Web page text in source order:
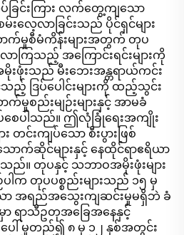
ြင်းကြား လက်တွေ့ကျသော
မ်းလေ့လာခြင်းသည် ပိုင်ရှင်များ
က်မှုစီမံကိန်းများအတွက် တုပ
ာကြသည့် အကြောင်းရင်းများကို
းဖုံးသည် မီးဘေးအန္တရာယ်ကင်း
ဒြပ်ပေါင်းများကို ထည့်သွင်း
မှုစည်းမျဉ်းများနှင့် အာမခံ
စေပါသည်။ ဤလုံခြုံရေးအကျိုး
တင်းကျပ်သော စီးပွားဖြစ်
ာက်ဆိုင်များနှင့် နေထိုင်ရာဧရိယာ
သည်။ တုပနှင့် သဘာဝအမိုးဖုံးများ
ါက တုပပစ္စည်းများသည် ၁၅ မှ
ာ အရည်အသွေးကျဆင်းမှုမရှိဘဲ ခံ
မှာ ရာသီဥတုအခြေအနေနှင့်
ါ် မူတည်၍ ၈ မှ ၁၂ နှစ်အတွင်း